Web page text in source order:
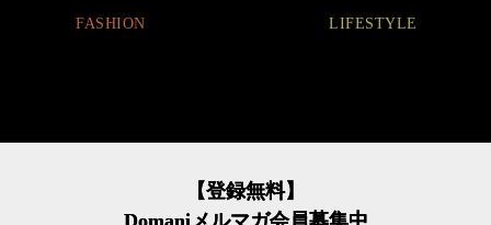
LIFESTYLE FASHION
【登録無料】
Domaniメルマガ会員募集中